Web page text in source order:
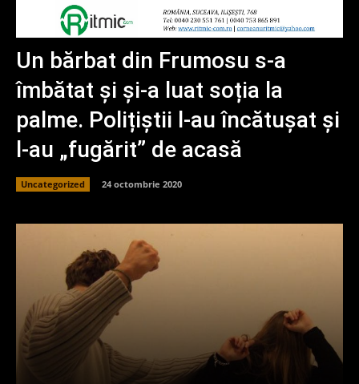
Un bărbat din Frumosu s-a
îmbătat și și-a luat soția la
palme. Polițiștii l-au încătușat și
l-au „fugărit” de acasă
Uncategorized 24 octombrie 2020